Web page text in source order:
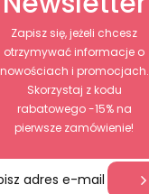
Zapisz się, jeżeli chcesz
otrzymywać informacje o
nowościach i promocjach.
Skorzystaj z kodu
rabatowego -15% na
pierwsze zamówienie!